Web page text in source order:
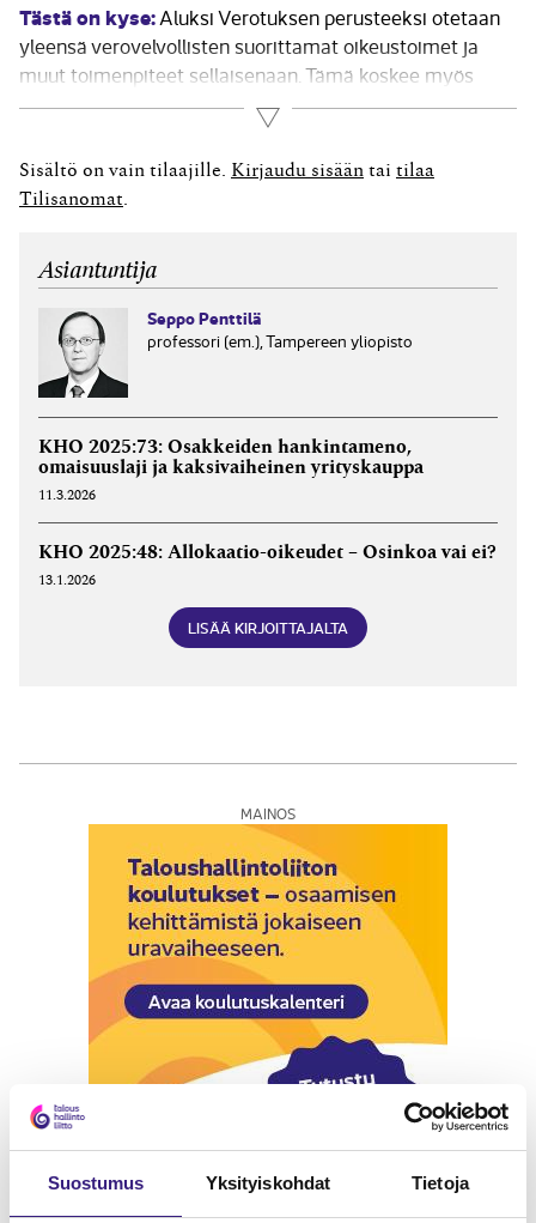
Suostumus Yksityiskohdat Tietoja
Tästä on kyse:Aluksi Verotuksen perusteeksi otetaan
yleensä verovelvollisten suorittamat oikeustoimet ja
muut toimenpiteet sellaisenaan. Tämä koskee myös
oikeustoimissa ja toimenpiteissä käytettyä hinnoittelua.
Verolakien säännöksistä löytyy tähän pääsääntöön
kuitenkin monia poikkeuksia. Ne koskevat yleensä
sellaisia tilanteita, joissa on olemassa riski siihen, että
Lue lisää
Sisältö on vain tilaajille. Kirjaudu sisään tai tilaa
Tilisanomat
Asiantuntija
Seppo Penttilä
professori (em.), Tampereen yliopisto
KHO 2025:73: Osakkeiden hankintameno,
omaisuuslaji ja kaksivaiheinen yrityskauppa
11.3.2026
KHO 2025:48: Allokaatio-oikeudet – Osinkoa vai ei?
13.1.2026
LISÄÄ KIRJOITTAJALTA
MAINOS